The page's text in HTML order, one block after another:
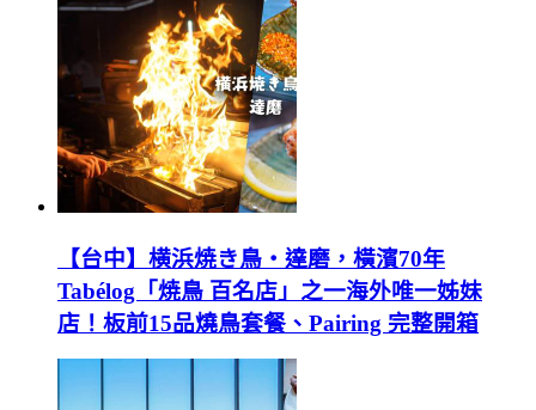
【台中】横浜焼き鳥‧達磨，橫濱70年
Tabélog「焼鳥 百名店」之一海外唯一姊妹
店！板前15品燒鳥套餐、Pairing 完整開箱